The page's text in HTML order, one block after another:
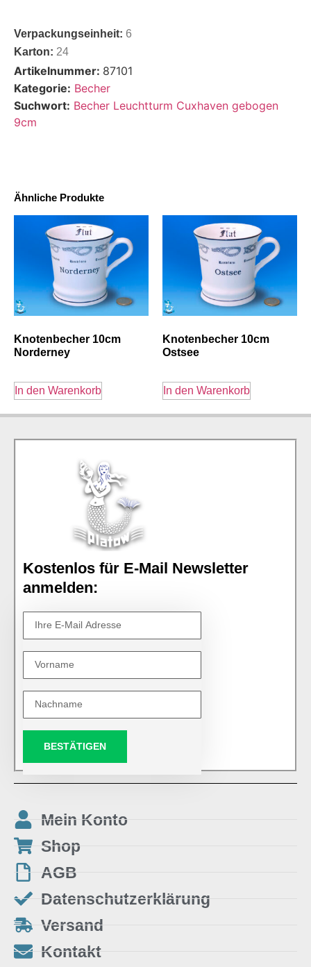
Verpackungseinheit: 6
Karton: 24
Artikelnummer: 87101
Kategorie: Becher
Suchwort: Becher Leuchtturm Cuxhaven gebogen
9cm
Ähnliche Produkte
Knotenbecher 10cm
Norderney
In den Warenkorb
Knotenbecher 10cm
Ostsee
In den Warenkorb
Kostenlos für E-Mail Newsletter
anmelden:
BESTÄTIGEN
Mein Konto
Shop
AGB
Datenschutzerklärung
Versand
Kontakt